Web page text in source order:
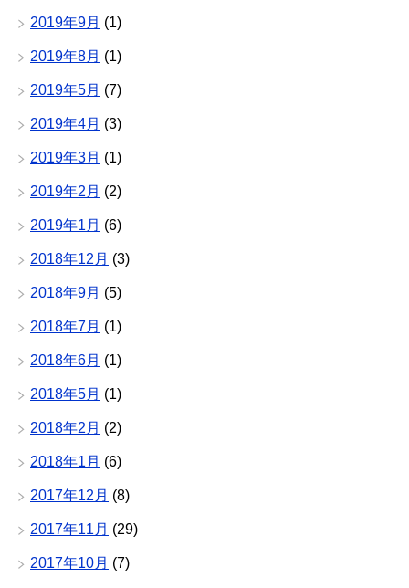
2019年9月 (1)
2019年8月 (1)
2019年5月 (7)
2019年4月 (3)
2019年3月 (1)
2019年2月 (2)
2019年1月 (6)
2018年12月 (3)
2018年9月 (5)
2018年7月 (1)
2018年6月 (1)
2018年5月 (1)
2018年2月 (2)
2018年1月 (6)
2017年12月 (8)
2017年11月 (29)
2017年10月 (7)